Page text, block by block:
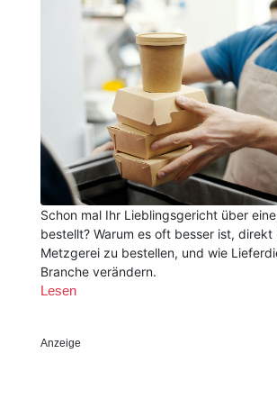
Schon mal Ihr Lieblingsgericht über
bestellt? Warum es oft besser ist, direkt
Metzgerei zu bestellen, und wie
Branche verändern.
Lesen
Anzeige